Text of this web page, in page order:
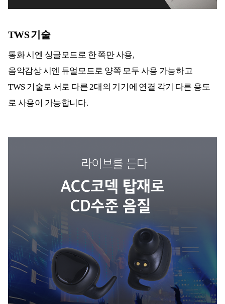
TWS 기술
통화 시엔 싱글모드로 한 쪽만 사용,
음악감상 시엔 듀얼모드로 양쪽 모두 사용 가능하고
TWS 기술로 서로 다른 2대의 기기에 연결 각기 다른 용도
로 사용이 가능합니다.